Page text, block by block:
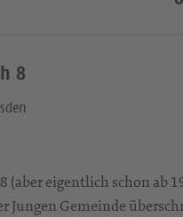
8
(aber eigentlich schon ab
Jungen Gemeinde